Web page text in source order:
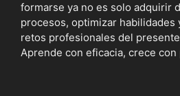
formarse ya no es solo adquirir
procesos, optimizar habilidades
retos profesionales del
Aprende con eficacia, crece